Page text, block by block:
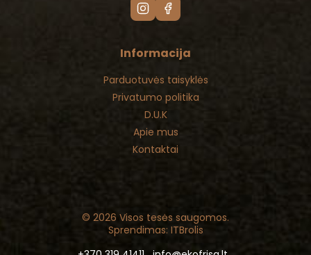
Informacija
Parduotuvės taisyklės
Privatumo politika
D.U.K
Apie mus
Kontaktai
© 2026 Visos tesės saugomos.
Sprendimas: ITBrolis